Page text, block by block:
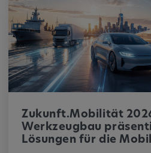
Zukunft.Mobilität
Werkzeugbau
Lösungen für die
grundlegende
einwandfreie Funktion
erforderlich.
Notwendige Cookies
cookie_consent
Zweck: